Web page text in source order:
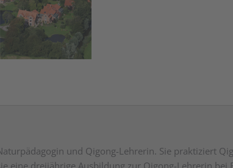
und Qigong-Lehrerin. Sie praktiziert
eine dreijährige Ausbildung zur Qigong-Lehrerin bei